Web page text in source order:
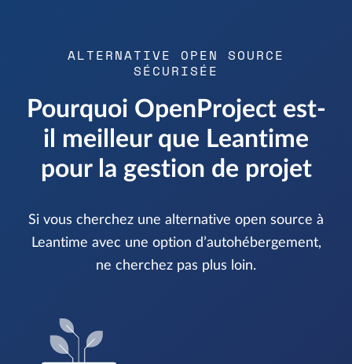
ALTERNATIVE OPEN SOURCE
SÉCURISÉE
Pourquoi OpenProject est-
il meilleur que Leantime
pour la gestion de projet
Si vous cherchez une alternative open source à
Leantime avec une option d’autohébergement,
ne cherchez pas plus loin.